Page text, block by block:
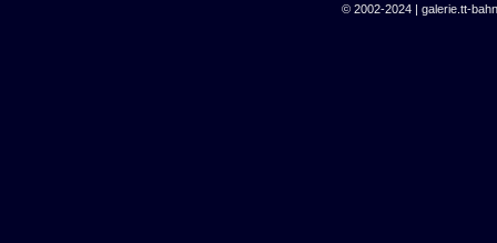
© 2002-2024 | galerie.tt-